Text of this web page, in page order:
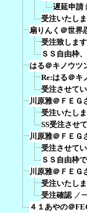
遅延申請
受注いたし
扇りんく＠世界
受注致します
ＳＳ自由枠
はる＠キノウツ
Re:はる＠キ
受注させて
川原雅＠ＦＥＧ
受注いたしま
SS受注させ
川原雅＠ＦＥＧ
受注させて
ＳＳ自由枠
川原雅＠ＦＥＧ
受注いたし
受注確認 ノ
４１あやの＠